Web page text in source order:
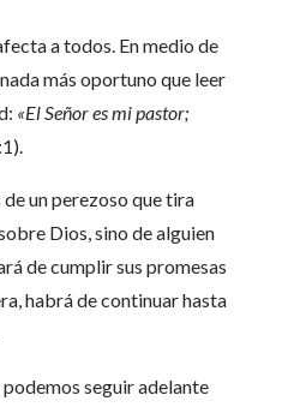
a todos. En medio de
más oportuno que leer
«El Señor es mi pastor;
un perezoso que tira
Dios, sino de alguien
de cumplir sus promesas
habrá de continuar hasta
seguir adelante